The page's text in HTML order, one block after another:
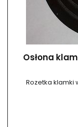
Osłona
Rozetka klamki